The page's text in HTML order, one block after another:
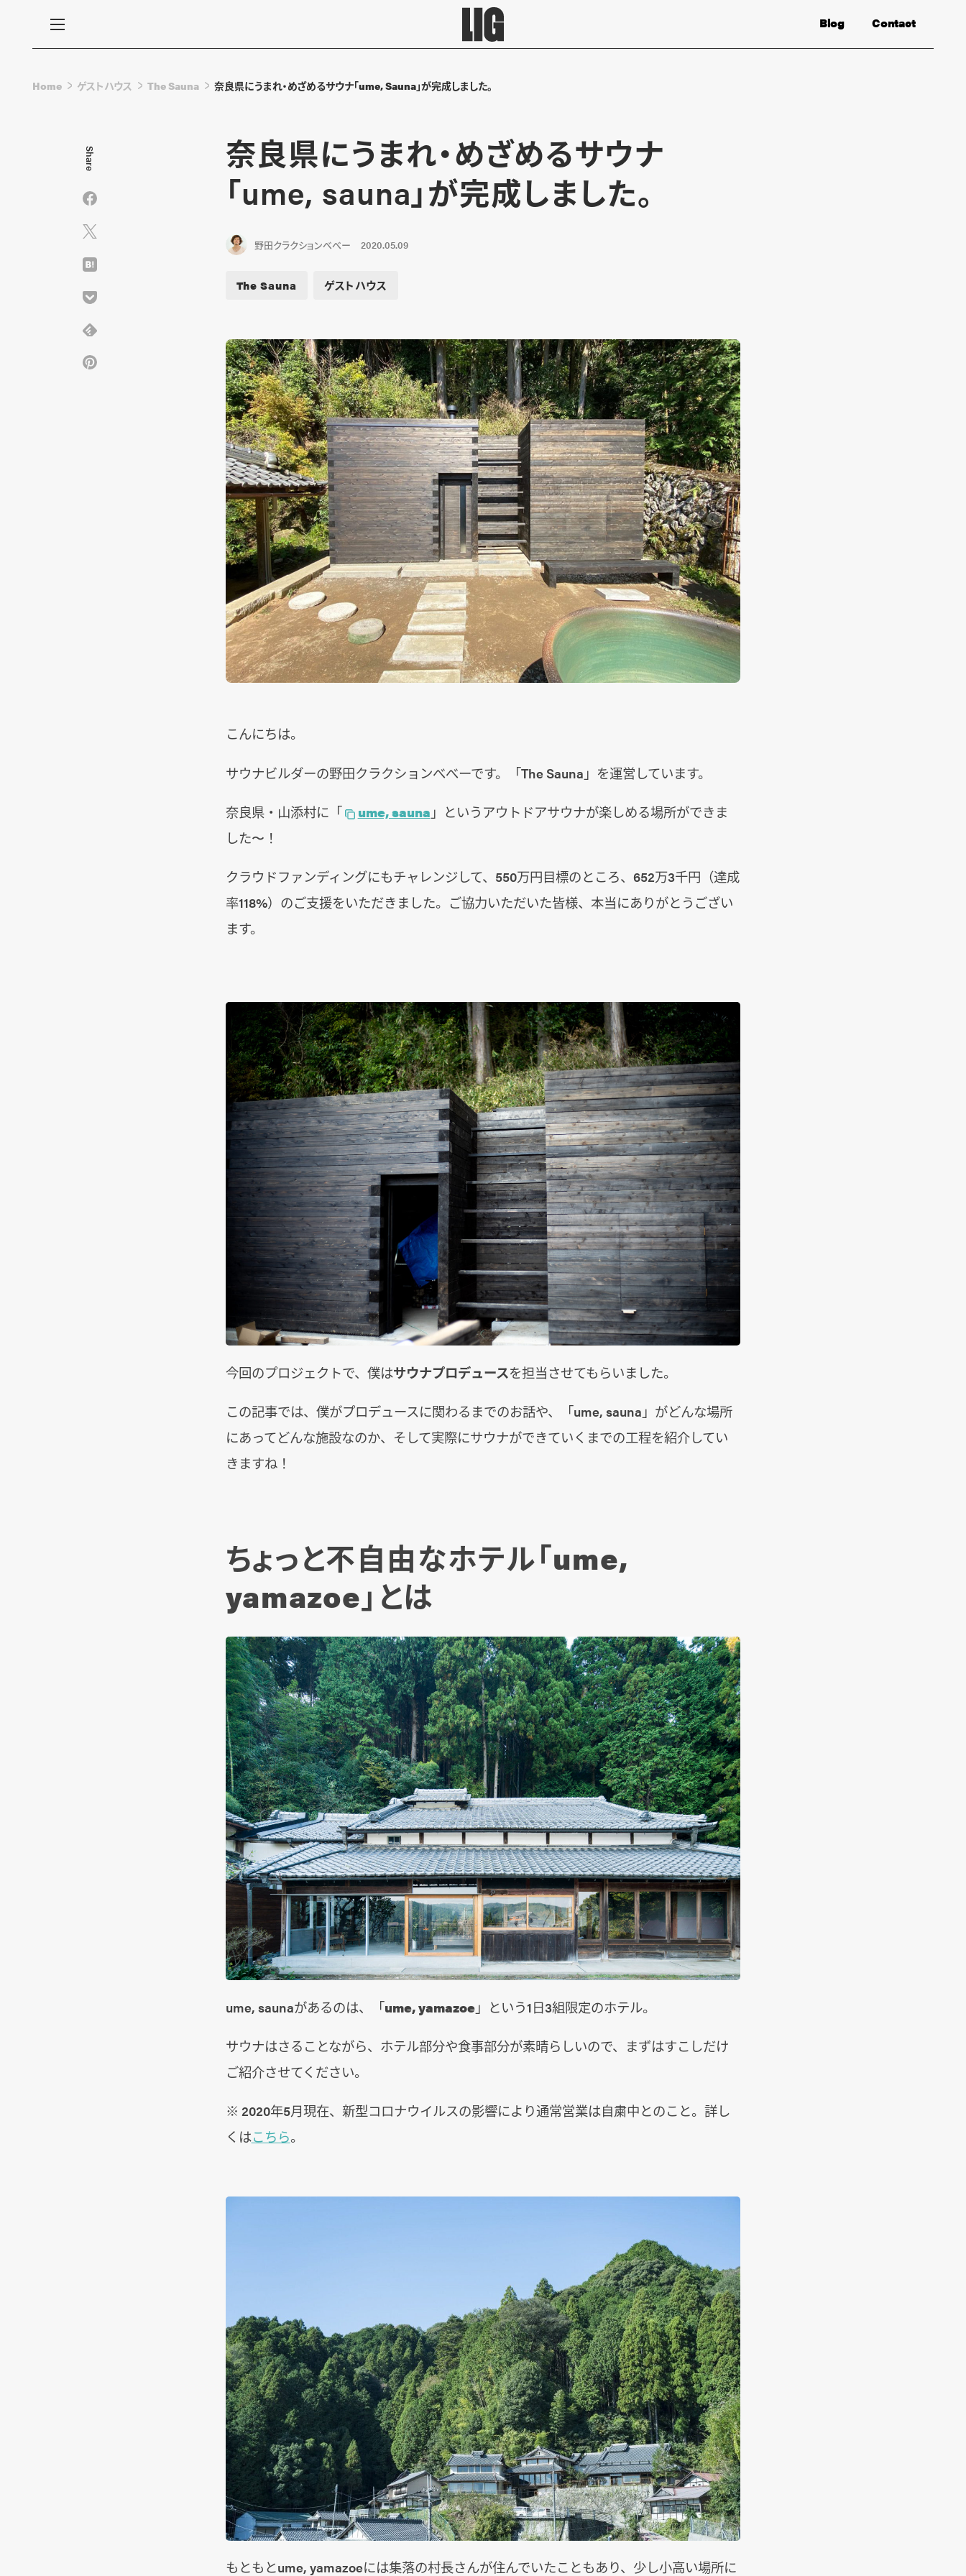
Contact
Blog
Home ゲストハウス The Sauna 奈良県にうまれ・めざめるサウナ「ume, Sauna」が完成しました。
奈良県にうまれ・めざめるサウナ
「ume, sauna」が完成しました。
野田クラクションべべー 2020.05.09
The Sauna ゲストハウス
こんにちは。
サウナビルダーの野田クラクションべべーです。「The Sauna」を運営しています。
奈良県・山添村に「 ume, sauna 」というアウトドアサウナが楽しめる場所ができま
した〜！
クラウドファンディングにもチャレンジして、550万円目標のところ、652万3千円（達成
率118%）のご支援をいただきました。ご協力いただいた皆様、本当にありがとうござい
ます。
今回のプロジェクトで、僕はサウナプロデュースを担当させてもらいました。
この記事では、僕がプロデュースに関わるまでのお話や、「ume, sauna」がどんな場所
にあってどんな施設なのか、そして実際にサウナができていくまでの工程を紹介してい
きますね！
ちょっと不自由なホテル「ume,
yamazoe」とは
ume, saunaがあるのは、「ume, yamazoe」という1日3組限定のホテル。
サウナはさることながら、ホテル部分や食事部分が素晴らしいので、まずはすこしだけ
ご紹介させてください。
※ 2020年5月現在、新型コロナウイルスの影響により通常営業は自粛中とのこと。詳し
くはこちら。
もともとume, yamazoeには集落の村長さんが住んでいたこともあり、少し小高い場所に
Share